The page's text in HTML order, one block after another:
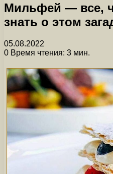
Мильфей — все,
знать о этом
05.08.2022
0 Время чтения: 3 мин.